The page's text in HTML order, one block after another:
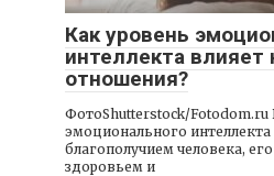
Как уровень
интеллекта
отношения?
ФотоShutterstock/Fotodom.ru
эмоционального
благополучием человека,
здоровьем и